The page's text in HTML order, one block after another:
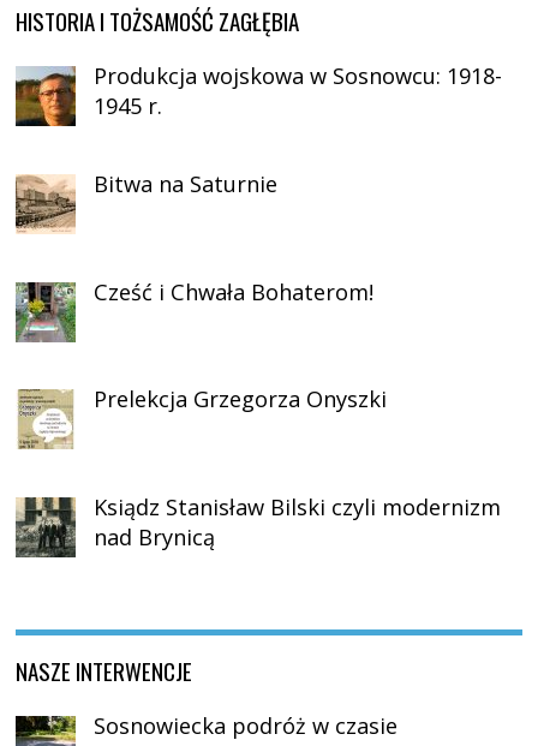
HISTORIA I TOŻSAMOŚĆ ZAGŁĘBIA
Produkcja wojskowa w Sosnowcu: 1918-
1945 r.
Bitwa na Saturnie
Cześć i Chwała Bohaterom!
Prelekcja Grzegorza Onyszki
Ksiądz Stanisław Bilski czyli modernizm
nad Brynicą
NASZE INTERWENCJE
Sosnowiecka podróż w czasie